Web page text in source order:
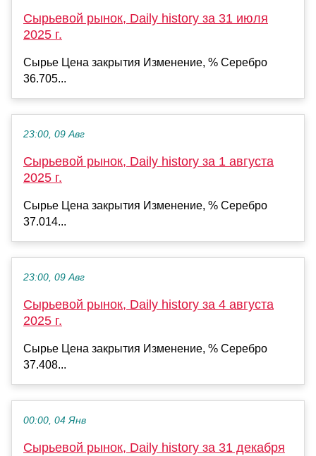
Сырьевой рынок, Daily history за 31 июля
2025 г.
Сырье Цена закрытия Изменение, % Серебро
36.705...
23:00, 09 Авг
Сырьевой рынок, Daily history за 1 августа
2025 г.
Сырье Цена закрытия Изменение, % Серебро
37.014...
23:00, 09 Авг
Сырьевой рынок, Daily history за 4 августа
2025 г.
Сырье Цена закрытия Изменение, % Серебро
37.408...
00:00, 04 Янв
Сырьевой рынок, Daily history за 31 декабря